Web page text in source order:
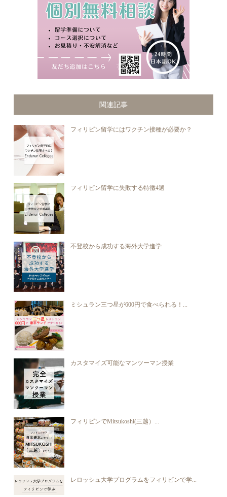
関連記事
フィリピン留学にはワクチン接種が必要か？
フィリピン留学に失敗する特徴4選
不登校から成功する海外大学進学
ミシュラン三つ星が600円で食べられる！...
カスタマイズ可能なマンツーマン授業
フィリピンでMitsukoshi(三越）...
レロッシュ大学プログラムをフィリピンで学...